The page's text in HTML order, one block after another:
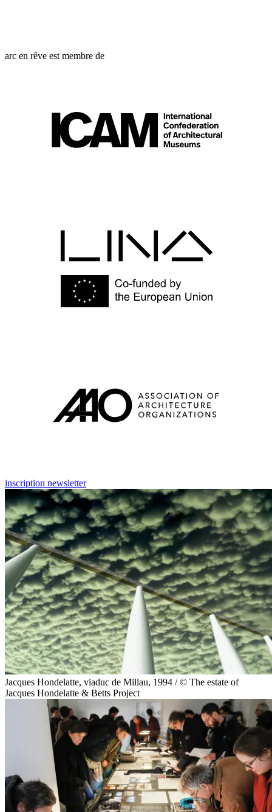
arc en rêve est membre de
inscription newsletter
Jacques Hondelatte, viaduc de Millau, 1994 / © The estate of
Jacques Hondelatte & Betts Project